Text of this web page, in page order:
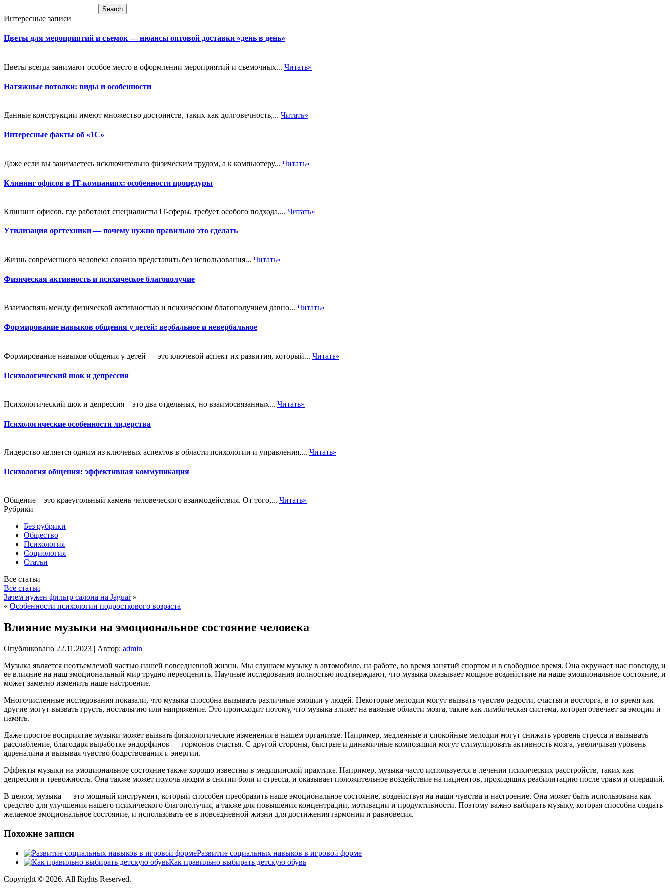
Интересные записи
Цветы для мероприятий и съемок — нюансы оптовой доставки «день в день»
Цветы всегда занимают особое место в оформлении мероприятий и съемочных... Читать»
Натяжные потолки: виды и особенности
Данные конструкции имеют множество достоинств, таких как долговечность,... Читать»
Интересные факты об «1С»
Даже если вы занимаетесь исключительно физическим трудом, а к компьютеру... Читать»
Клининг офисов в IT-компаниях: особенности процедуры
Клининг офисов, где работают специалисты IT-сферы, требует особого подхода,... Читать»
Утилизация оргтехники — почему нужно правильно это сделать
Жизнь современного человека сложно представить без использования... Читать»
Физическая активность и психическое благополучие
Взаимосвязь между физической активностью и психическим благополучием давно... Читать»
Формирование навыков общения у детей: вербальное и невербальное
Формирование навыков общения у детей — это ключевой аспект их развития, который... Читать»
Психологический шок и депрессия
Психологический шок и депрессия – это два отдельных, но взаимосвязанных... Читать»
Психологические особенности лидерства
Лидерство является одним из ключевых аспектов в области психологии и управления,... Читать»
Психология общения: эффективная коммуникация
Общение – это краеугольный камень человеческого взаимодействия. От того,... Читать»
Рубрики
Без рубрики
Общество
Психология
Социология
Статьи
Все статьи
Все статьи
Зачем нужен фильтр салона на Jaguar»
« Особенности психологии подросткового возраста
Влияние музыки на эмоциональное состояние человека
Опубликовано 22.11.2023 | Автор: admin
Музыка является неотъемлемой частью нашей повседневной жизни. Мы слушаем музыку в автомобиле, на работе, во время занятий спортом и в свободное время. Она окружает нас повсюду, и
ее влияние на наш эмоциональный мир трудно переоценить. Научные исследования полностью подтверждают, что музыка оказывает мощное воздействие на наше эмоциональное состояние, и
может заметно изменить наше настроение.
Многочисленные исследования показали, что музыка способна вызывать различные эмоции у людей. Некоторые мелодии могут вызвать чувство радости, счастья и восторга, в то время как
другие могут вызвать грусть, ностальгию или напряжение. Это происходит потому, что музыка влияет на важные области мозга, такие как лимбическая система, которая отвечает за эмоции и
память.
Даже простое восприятие музыки может вызвать физиологические изменения в нашем организме. Например, медленные и спокойные мелодии могут снижать уровень стресса и вызывать
расслабление, благодаря выработке эндорфинов — гормонов счастья. С другой стороны, быстрые и динамичные композиции могут стимулировать активность мозга, увеличивая уровень
адреналина и вызывая чувство бодрствования и энергии.
Эффекты музыки на эмоциональное состояние также хорошо известны в медицинской практике. Например, музыка часто используется в лечении психических расстройств, таких как
депрессия и тревожность. Она также может помочь людям в снятии боли и стресса, и оказывает положительное воздействие на пациентов, проходящих реабилитацию после травм и операций.
В целом, музыка — это мощный инструмент, который способен преобразить наше эмоциональное состояние, воздействуя на наши чувства и настроение. Она может быть использована как
средство для улучшения нашего психического благополучия, а также для повышения концентрации, мотивации и продуктивности. Поэтому важно выбирать музыку, которая способна создать
желаемое эмоциональное состояние, и использовать ее в повседневной жизни для достижения гармонии и равновесия.
Похожие записи
Развитие социальных навыков в игровой форме
Как правильно выбирать детскую обувь
Copyright © 2026. All Rights Reserved.